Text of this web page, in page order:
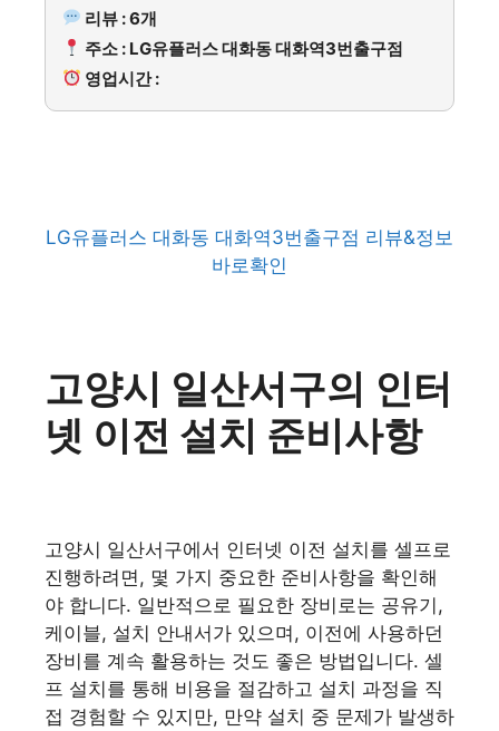
리뷰 : 6개
주소 : LG유플러스 대화동 대화역3번출구점
영업시간 :
LG유플러스 대화동 대화역3번출구점 리뷰&정보
바로확인
고양시 일산서구의 인터
넷 이전 설치 준비사항
고양시 일산서구에서 인터넷 이전 설치를 셀프로
진행하려면, 몇 가지 중요한 준비사항을 확인해
야 합니다. 일반적으로 필요한 장비로는 공유기,
케이블, 설치 안내서가 있으며, 이전에 사용하던
장비를 계속 활용하는 것도 좋은 방법입니다. 셀
프 설치를 통해 비용을 절감하고 설치 과정을 직
접 경험할 수 있지만, 만약 설치 중 문제가 발생하